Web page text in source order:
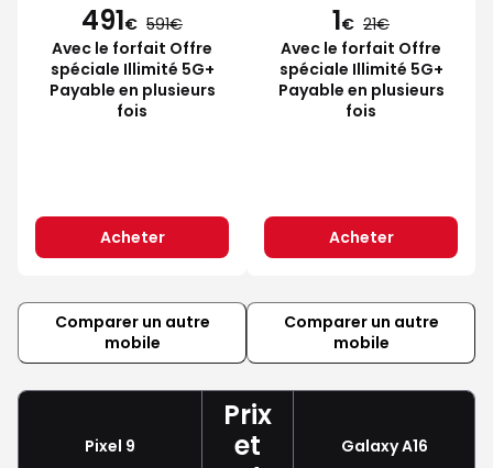
491€ 591
Avec le forfait Offre
spéciale Illimité 5G+
Payable en plusieurs
fois
Acheter
1€ 21
Avec le forfait Offre
spéciale Illimité 5G+
Payable en plusieurs
fois
Acheter
Comparer un autre
mobile
Comparer un autre
mobile
Pixel 9
Prix
et
Galaxy A16